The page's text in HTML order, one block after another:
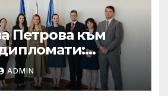
Петрова към
уверени и
ADMIN